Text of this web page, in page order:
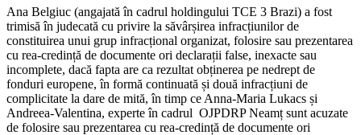
Ana Belgiuc (angajată în cadrul holdingului TCE 3 Brazi) a fost
trimisă în judecată cu privire la săvârșirea infracțiunilor de
constituirea unui grup infracțional organizat, folosire sau prezentarea
cu rea-credință de documente ori declarații false, inexacte sau
incomplete, dacă fapta are ca rezultat obținerea pe nedrept de
fonduri europene, în formă continuată și două infracțiuni de
complicitate la dare de mită, în timp ce Anna-Maria Lukacs și
Andreea-Valentina, experte în cadrul OJPDRP Neamț sunt acuzate
de folosire sau prezentarea cu rea-credință de documente ori